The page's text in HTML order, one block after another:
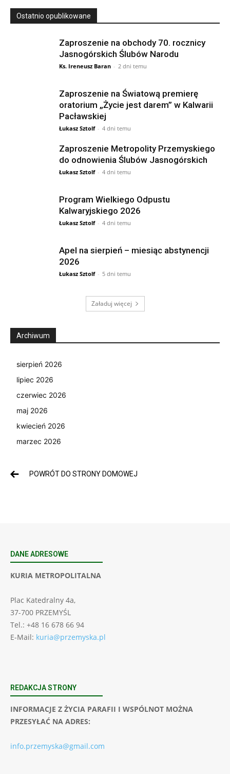
Ostatnio opublikowane
Zaproszenie na obchody 70. rocznicy
Jasnogórskich Ślubów Narodu
Ks. Ireneusz Baran - 2 dni temu
Zaproszenie na Światową premierę
oratorium „Życie jest darem” w Kalwarii
Pacławskiej
Łukasz Sztolf - 4 dni temu
Zaproszenie Metropolity Przemyskiego
do odnowienia Ślubów Jasnogórskich
Łukasz Sztolf - 4 dni temu
Program Wielkiego Odpustu
Kalwaryjskiego 2026
Łukasz Sztolf - 4 dni temu
Apel na sierpień – miesiąc abstynencji
2026
Łukasz Sztolf - 5 dni temu
Załaduj więcej
Archiwum
sierpień 2026
lipiec 2026
czerwiec 2026
maj 2026
kwiecień 2026
marzec 2026
POWRÓT DO STRONY DOMOWEJ
DANE ADRESOWE
KURIA METROPOLITALNA
Plac Katedralny 4a,
37-700 PRZEMYŚL
Tel.: +48 16 678 66 94
E-Mail: kuria@przemyska.pl
REDAKCJA STRONY
INFORMACJE Z ŻYCIA PARAFII I WSPÓLNOT MOŻNA
PRZESYŁAĆ NA ADRES:
info.przemyska@gmail.com